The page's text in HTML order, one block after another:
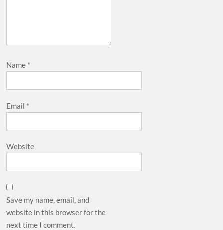
Name *
Email *
Website
Save my name, email, and
website in this browser for the
next time I comment.